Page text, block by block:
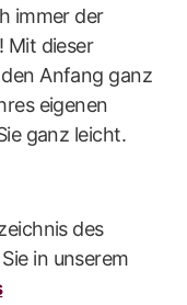
immer der
Mit dieser
Anfang ganz
eigenen
ganz leicht.
des
in unserem